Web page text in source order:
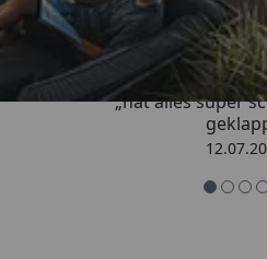
„hat alles super